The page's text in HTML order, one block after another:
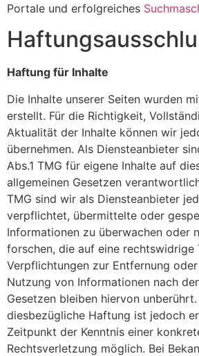
Portale und erfolgreiches
Haftung für Inhalte
Die Inhalte unserer Seiten wurden
erstellt. Für die Richtigkeit,
Aktualität der Inhalte können wir
übernehmen. Als Diensteanbieter
Abs.1 TMG für eigene Inhalte auf
allgemeinen Gesetzen
TMG sind wir als Diensteanbieter
verpflichtet, übermittelte oder
Informationen zu überwachen oder
forschen, die auf eine rechtswidrige
Verpflichtungen zur Entfernung
Nutzung von Informationen nach
Gesetzen bleiben hiervon unberührt.
diesbezügliche Haftung ist jedoch
Zeitpunkt der Kenntnis einer
Rechtsverletzung möglich. Bei